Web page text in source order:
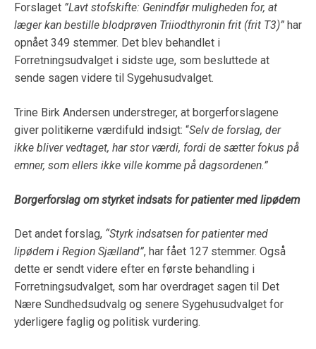
Forslaget ”Lavt stofskifte: Genindfør muligheden for, at
læger kan bestille blodprøven Triiodthyronin frit (frit T3)” har
opnået 349 stemmer. Det blev behandlet i
Forretningsudvalget i sidste uge, som besluttede at
sende sagen videre til Sygehusudvalget.
Trine Birk Andersen understreger, at borgerforslagene
giver politikerne værdifuld indsigt: “Selv de forslag, der
ikke bliver vedtaget, har stor værdi, fordi de sætter fokus på
emner, som ellers ikke ville komme på dagsordenen.”
Borgerforslag om styrket indsats for patienter med lipødem
Det andet forslag, “Styrk indsatsen for patienter med
lipødem i Region Sjælland”, har fået 127 stemmer. Også
dette er sendt videre efter en første behandling i
Forretningsudvalget, som har overdraget sagen til Det
Nære Sundhedsudvalg og senere Sygehusudvalget for
yderligere faglig og politisk vurdering.